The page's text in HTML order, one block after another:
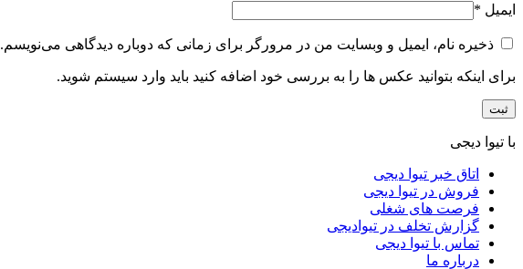
ایمیل *
ذخیره نام، ایمیل و وبسایت من در مرورگر برای زمانی که دوباره دیدگاهی می‌نویسم.
برای اینکه بتوانید عکس ها را به بررسی خود اضافه کنید باید وارد سیستم شوید.
با تیوا دیجی
اتاق خبر تیوا دیجی
فروش در تیوا دیجی
فرصت های شغلی
گزارش تخلف در تیوادیجی
تماس با تیوا دیجی
درباره ما